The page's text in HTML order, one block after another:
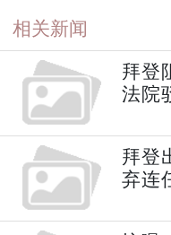
相关新闻
拜登
法院
拜登
弃连